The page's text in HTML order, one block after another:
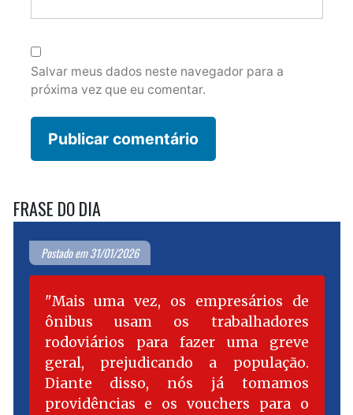
Salvar meus dados neste navegador para a
próxima vez que eu comentar.
FRASE DO DIA
Postado em 31/01/2026
Mais uma vez, os empresários de
ônibus usam os trabalhadores
rodoviários para fazer uma greve
geral, prejudicando a população.
Diante disso, nós já tomamos
providências e os vouchers para o